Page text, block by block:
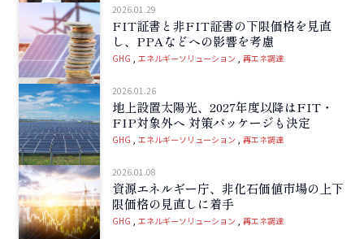
2026.01.29
FIT証書と非FIT証書の下限価格を見直
し、PPAなどへの影響を考慮
GHG エネルギーソリューション 再エネ調達
2026.01.26
地上設置太陽光、2027年度以降はFIT・
FIP対象外へ 対策パッケージも決定
GHG エネルギーソリューション 再エネ調達
2026.01.08
資源エネルギー庁、非化石価値市場の上下
限価格の見直しに着手
GHG エネルギーソリューション 再エネ調達